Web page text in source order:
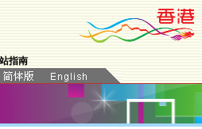
指南